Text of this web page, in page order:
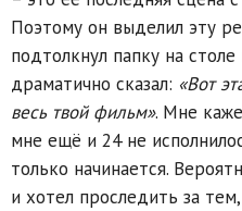
Поэтому он выделил эту
подтолкнул папку на
драматично сказал: «Вот
весь твой фильм». Мне
мне ещё и 24 не
только начинается.
и хотел проследить за